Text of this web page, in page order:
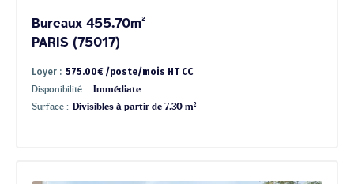
Bureaux 455.70m²
PARIS (75017)
Loyer : 575.00€ /poste/mois HT CC
Disponibilité :
Immédiate
Surface : Divisibles à partir de 7.30 m²